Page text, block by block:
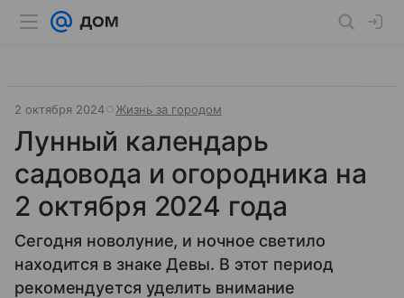
2 октября 2024 Жизнь за городом
Лунный календарь
садовода и огородника на
2 октября 2024 года
Cегодня новолуние, и ночное светило
находится в знаке Девы. В этот период
рекомендуется уделить внимание